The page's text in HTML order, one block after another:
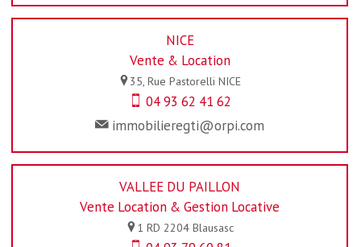
NICE
Vente & Location
35, Rue Pastorelli NICE
04 93 62 41 62
immobilieregti@orpi.com
VALLEE DU PAILLON
Vente Location & Gestion Locative
1 RD 2204 Blausasc